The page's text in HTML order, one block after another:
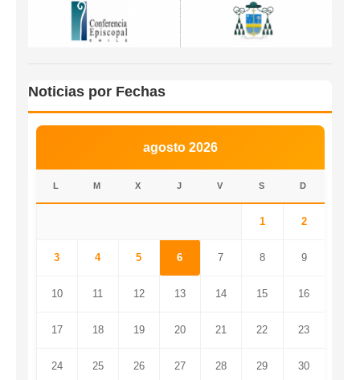
Noticias por Fechas
agosto 2026
L M X J V S D
1 2
3 4 5 6 7 8 9
10 11 12 13 14 15 16
17 18 19 20 21 22 23
24 25 26 27 28 29 30